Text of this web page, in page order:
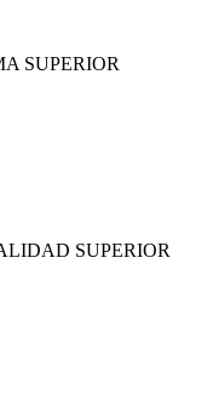
SUPERIOR
SUPERIOR